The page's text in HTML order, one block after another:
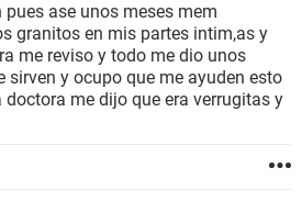
ase unos meses mem
granitos en mis partes intim,as y
me reviso y todo me dio unos
sirven y ocupo que me ayuden esto
me dijo que era verrugitas y